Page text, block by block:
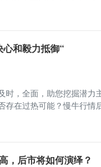
和毅力抵御“
时，全面，助您挖掘潜力
存在过热可能？慢牛行情
，后市将如何演绎？